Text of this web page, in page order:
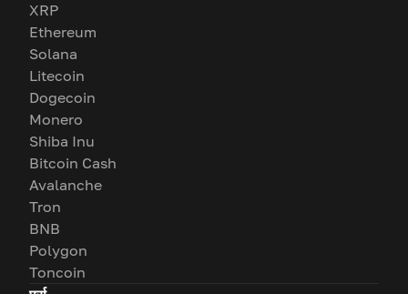
XRP
Ethereum
Solana
Litecoin
Dogecoin
Monero
Shiba Inu
Bitcoin Cash
Avalanche
Tron
BNB
Polygon
Toncoin